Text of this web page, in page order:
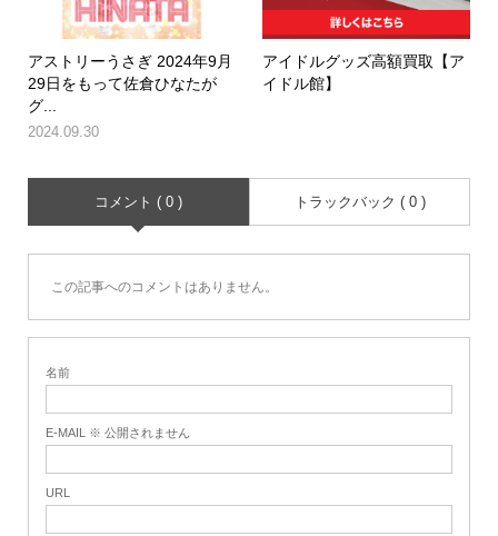
アストリーうさぎ 2024年9月
29日をもって佐倉ひなたが
グ...
2024.09.30
アイドルグッズ高額買取【ア
イドル館】
コメント ( 0 ) トラックバック ( 0 )
この記事へのコメントはありません。
名前
E-MAIL ※ 公開されません
URL